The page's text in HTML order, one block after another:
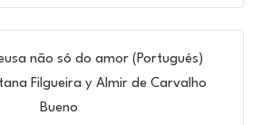
não só do amor (Portugués)
Filgueira y Almir de Carvalho
Bueno